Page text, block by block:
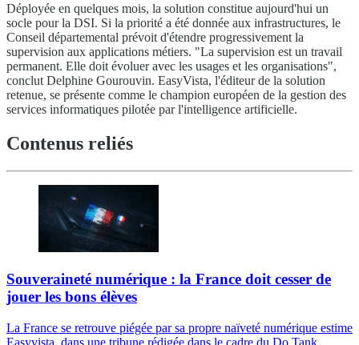
Déployée en quelques mois, la solution constitue aujourd'hui un
socle pour la DSI. Si la priorité a été donnée aux infrastructures, le
Conseil départemental prévoit d'étendre progressivement la
supervision aux applications métiers. "La supervision est un travail
permanent. Elle doit évoluer avec les usages et les organisations",
conclut Delphine Gourouvin. EasyVista, l'éditeur de la solution
retenue, se présente comme le champion européen de la gestion des
services informatiques pilotée par l'intelligence artificielle.
Contenus reliés
Souveraineté numérique : la France doit cesser de
jouer les bons élèves
La France se retrouve piégée par sa propre naïveté numérique estime
Easyvista, dans une tribune rédigée dans le cadre du Do Tank